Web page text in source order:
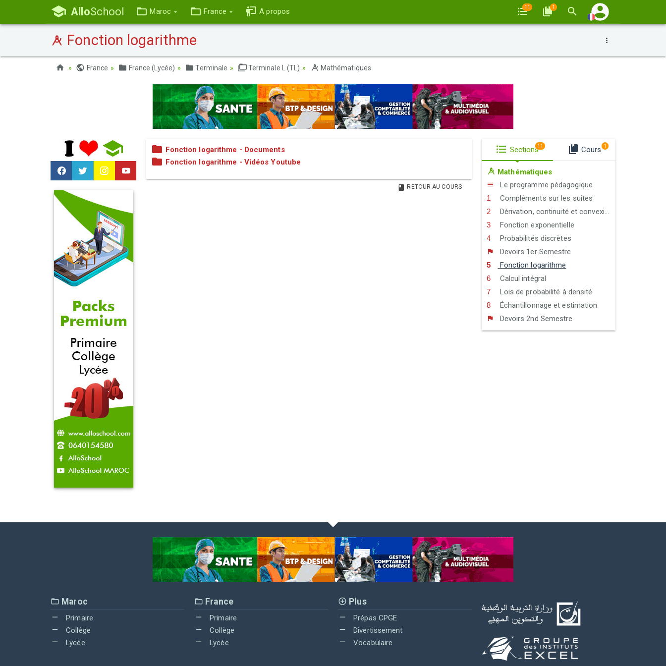
AlloSchool Maroc France A propos 11 1
Fonction logarithme
France France (Lycée) Terminale Terminale L (TL) Mathématiques
Fonction logarithme - Documents
Fonction logarithme - Vidéos Youtube
RETOUR AU COURS
Sections11 Cours 1
Mathématiques
Le programme pédagogique
Compléments sur les suites
Dérivation, continuité et convexité
Fonction exponentielle
Probabilités discrètes
Devoirs 1er Semestre
Fonction logarithme
Calcul intégral
Lois de probabilité à densité
Échantillonnage et estimation
Devoirs 2nd Semestre
Maroc
Primaire
Collège
Lycée
France
Primaire
Collège
Lycée
Plus
Prépas CPGE
Divertissement
Vocabulaire